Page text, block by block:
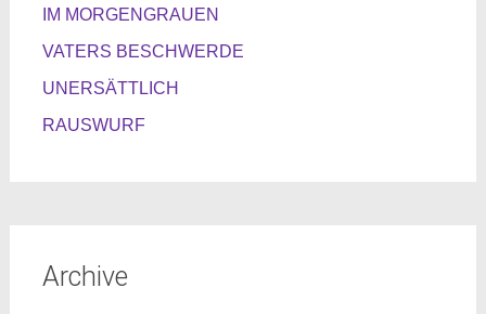
IM MORGENGRAUEN
VATERS BESCHWERDE
UNERSÄTTLICH
RAUSWURF
Archive